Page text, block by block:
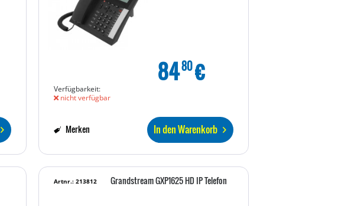
8480€
Verfügbarkeit:
nicht verfügbar
In den Warenkorb
Merken
Grandstream GXP1625 HD IP Telefon
Artnr.: 213812